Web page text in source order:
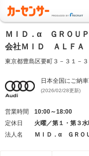
ＭＩＤ．α ＧＲＯＵ
会社ＭＩＤ ＡＬＦＡ
東京都豊島区要町３－３１－３
日本全国にご納
(2026/02/28更新)
営業時間
10:00～18:00
定休日
火曜／第１・第３
法人名
ＭＩＤ．α ＧＲＯ